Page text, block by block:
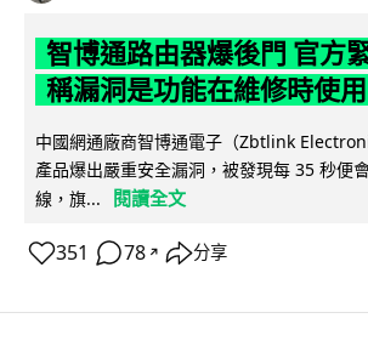
智博通路由器爆後門 官方
稱漏洞是功能在維修時使用
中國網通廠商智博通電子（Zbtlink
產品爆出嚴重安全漏洞，被發現每 35 秒便
線，旗...
閱讀全文
351 78 ↗ 分享